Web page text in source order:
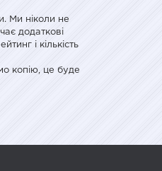
Ми ніколи не
додаткові
і кількість
копію, це буде